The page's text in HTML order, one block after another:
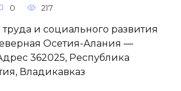
0 217
и социального развития
Осетия-Алания —
362025, Республика
Владикавказ